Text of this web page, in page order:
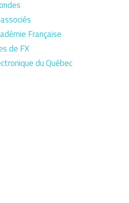
Française
de FX
du Québec